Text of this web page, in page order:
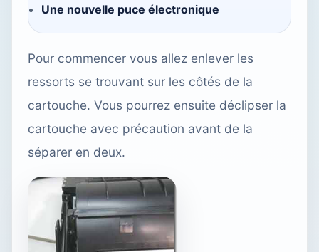
Une nouvelle puce électronique
Pour commencer vous allez enlever les
ressorts se trouvant sur les côtés de la
cartouche. Vous pourrez ensuite déclipser la
cartouche avec précaution avant de la
séparer en deux.